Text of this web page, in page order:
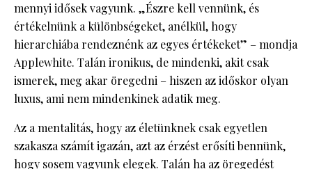
mennyi idősek vagyunk. „Észre kell vennünk, és
értékelnünk a különbségeket, anélkül, hogy
hierarchiába rendeznénk az egyes értékeket” – mondja
Applewhite. Talán ironikus, de mindenki, akit csak
ismerek, meg akar öregedni – hiszen az időskor olyan
luxus, ami nem mindenkinek adatik meg.
Az a mentalitás, hogy az életünknek csak egyetlen
szakasza számít igazán, azt az érzést erősíti bennünk,
hogy sosem vagyunk elegek. Talán ha az öregedést